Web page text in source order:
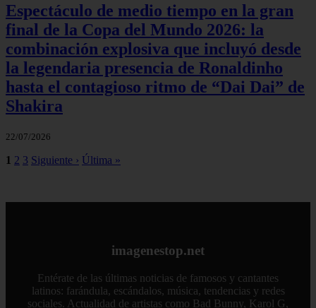
Espectáculo de medio tiempo en la gran
final de la Copa del Mundo 2026: la
combinación explosiva que incluyó desde
la legendaria presencia de Ronaldinho
hasta el contagioso ritmo de “Dai Dai” de
Shakira
22/07/2026
1 2 3 Siguiente › Última »
imagenestop.net
Entérate de las últimas noticias de famosos y cantantes
latinos: farándula, escándalos, música, tendencias y redes
sociales. Actualidad de artistas como Bad Bunny, Karol G,